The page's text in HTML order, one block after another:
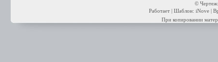
©
Работает | Шаблон: iNove |
При копировании